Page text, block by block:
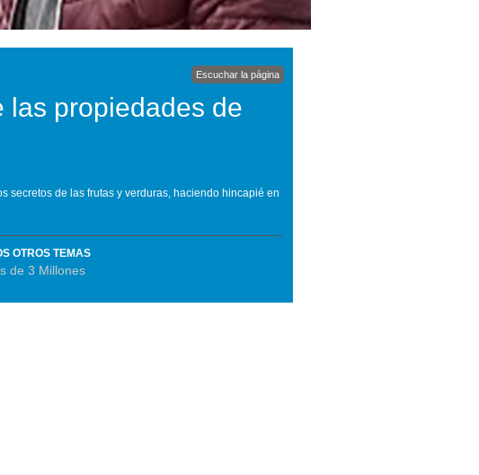
Escuchar la página
las propiedades de
secretos de las frutas y verduras, haciendo hincapié en
OTROS TEMAS
de 3 Millones